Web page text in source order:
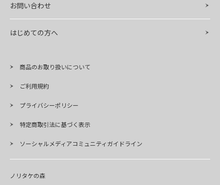
お問い合わせ
はじめての方へ
商品のお取り扱いについて
ご利用規約
プライバシーポリシー
特定商取引法に基づく表示
ソーシャルメディアコミュニティガイドライン
ノリタケの森